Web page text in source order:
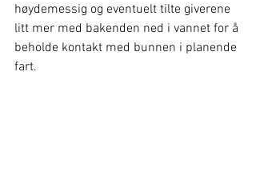
høydemessig og eventuelt tilte giverene
litt mer med bakenden ned i vannet for å
beholde kontakt med bunnen i planende
fart.